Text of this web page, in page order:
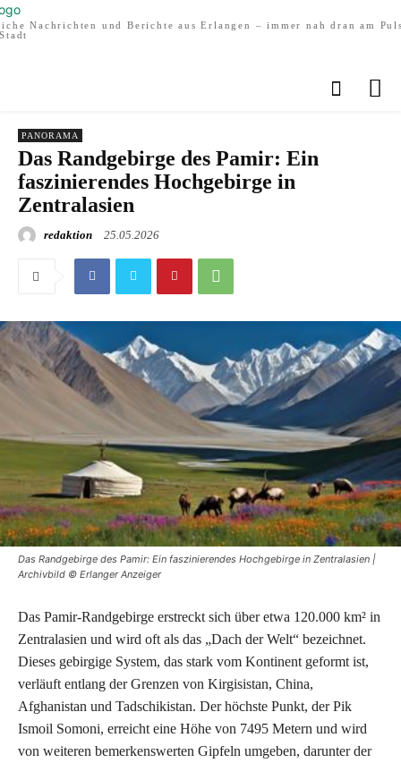
Nachrichten und Berichte aus Erlangen – immer nah dran am
PANORAMA
Das Randgebirge des Pamir: Ein
faszinierendes Hochgebirge in
Zentralasien
redaktion 25.05.2026
Das Randgebirge des Pamir: Ein faszinierendes Hochgebirge in Zentralasien |
Archivbild © Erlanger Anzeiger
Das Pamir-Randgebirge erstreckt sich über etwa 120.000 km² in
Zentralasien und wird oft als das „Dach der Welt“ bezeichnet.
Dieses gebirgige System, das stark vom Kontinent geformt ist,
verläuft entlang der Grenzen von Kirgisistan, China,
Afghanistan und Tadschikistan. Der höchste Punkt, der Pik
Ismoil Somoni, erreicht eine Höhe von 7495 Metern und wird
von weiteren bemerkenswerten Gipfeln umgeben, darunter der